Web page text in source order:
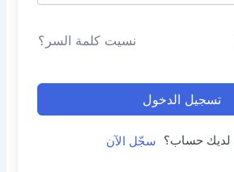
نسيت كلمة السر؟
تسجيل الدخول
حساب؟ سجّل الآن